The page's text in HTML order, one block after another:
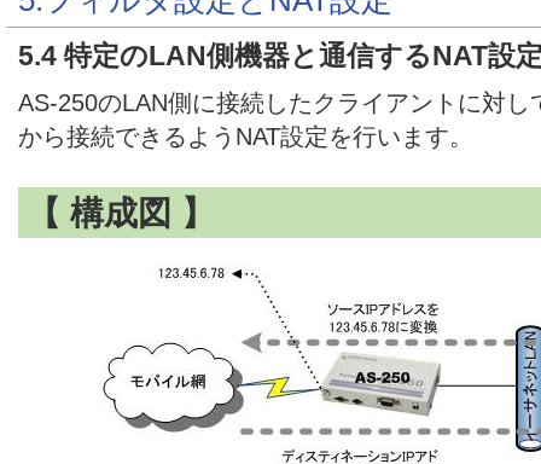
5.4 特定のLAN側機器と通信するNAT設
AS-250のLAN側に接続したクライアントに対し
から接続できるようNAT設定を行います。
【 構成図 】